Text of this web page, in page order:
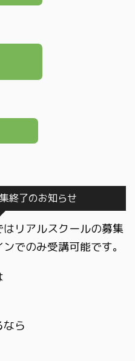
終了のお知らせ
リアルスクールの募集
でのみ受講可能です。
ら